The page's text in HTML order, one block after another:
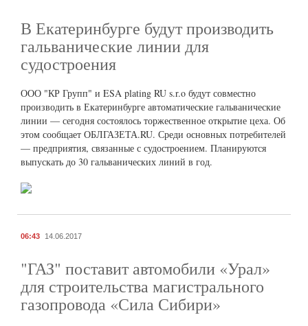
В Екатеринбурге будут производить
гальванические линии для
судостроения
ООО "КР Групп" и ESA plating RU s.r.o будут совместно
производить в Екатеринбурге автоматические гальванические
линии — сегодня состоялось торжественное открытие цеха. Об
этом сообщает ОБЛГАЗЕТА.RU. Среди основных потребителей
— предприятия, связанные с судостроением. Планируются
выпускать до 30 гальванических линий в год.
06:43 14.06.2017
"ГАЗ" поставит автомобили «Урал»
для строительства магистрального
газопровода «Сила Сибири»